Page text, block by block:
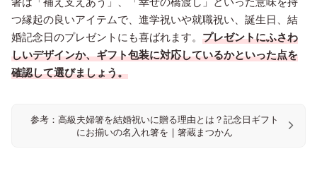
つ縁起の良いアイテムで、進学祝いや就職祝い、誕生日、結
婚記念日のプレゼントにも喜ばれます。 プレゼントにふさわ
しいデザインか、ギフト包装に対応しているかといった点を
確認して選びましょう。
参考：高級夫婦箸を結婚祝いに贈る理由とは？記念日ギフト
にお揃いの名入れ箸を | 箸蔵まつかん